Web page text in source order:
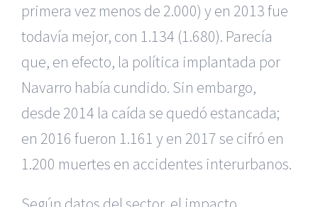
primera vez menos de 2.000) y en 2013 fue
todavía mejor, con 1.134 (1.680). Parecía
que, en efecto, la política implantada por
Navarro había cundido. Sin embargo,
desde 2014 la caída se quedó estancada;
en 2016 fueron 1.161 y en 2017 se cifró en
1.200 muertes en accidentes interurbanos.